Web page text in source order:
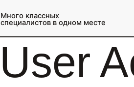
Много классных
специалистов в одном месте
User